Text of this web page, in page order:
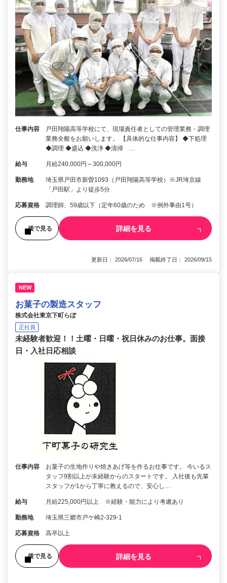
仕事内容
戸田翔陽高等学校にて、現場責任者としての管理業務・調理
業務全般をお願いします。 【具体的な仕事内容】 ◆下処理
◆調理 ◆盛込 ◆洗浄 ◆清掃 …
給与 月給240,000円～300,000円
勤務地
埼玉県戸田市新曽1093（戸田翔陽高等学校）※JR埼京線
「戸田駅」より徒歩5分
応募資格 調理師、59歳以下（定年60歳のため ※例外事由1号）
後で見る 詳細を見る
更新日： 2026/07/16 掲載終了日： 2026/09/15
NEW
お菓子の製造スタッフ
株式会社東京下町らぼ
正社員
未経験者歓迎！！土曜・日曜・祝日休みのお仕事。面接
日・入社日応相談
仕事内容
お菓子の生地作りや焼きあげ等を作るお仕事です。 今いるス
タッフ9割以上が未経験からのスタートです。 入社後も先輩
スタッフが1から丁寧に教えるので、安心し…
給与 月給225,000円以上 ※経験・能力により考慮あり
勤務地 埼玉県三郷市戸ケ崎2-329-1
応募資格 高卒以上
後で見る 詳細を見る